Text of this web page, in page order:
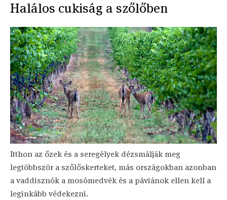
Halálos cukiság a szőlőben
Itthon az őzek és a seregélyek dézsmálják meg
legtöbbször a szőlőskerteket, más országokban azonban
a vaddisznók a mosómedvék és a páviánok ellen kell a
leginkább védekezni.